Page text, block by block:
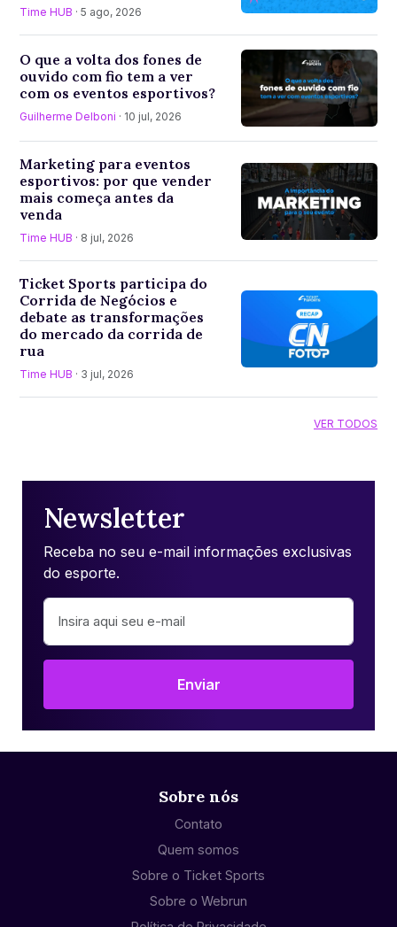
Time HUB · 5 ago, 2026
O que a volta dos fones de
ouvido com fio tem a ver
com os eventos esportivos?
Guilherme Delboni · 10 jul, 2026
Marketing para eventos
esportivos: por que vender
mais começa antes da
venda
Time HUB · 8 jul, 2026
Ticket Sports participa do
Corrida de Negócios e
debate as transformações
do mercado da corrida de
rua
Time HUB · 3 jul, 2026
VER TODOS
Newsletter
Receba no seu e-mail informações exclusivas
do esporte.
Enviar
Sobre nós
Contato
Quem somos
Sobre o Ticket Sports
Sobre o Webrun